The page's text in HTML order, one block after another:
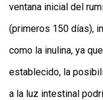
ventana inicial del
(primeros 150 días),
como la inulina, ya
establecido, la
a la luz intestinal